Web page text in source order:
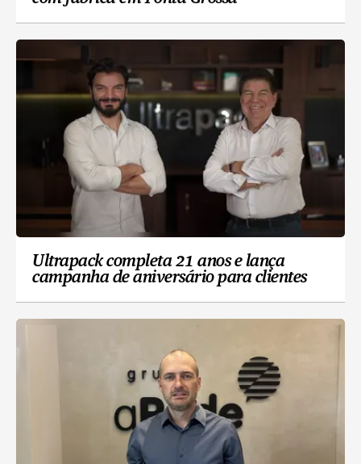
Ultrapack completa 21 anos e lança
campanha de aniversário para clientes